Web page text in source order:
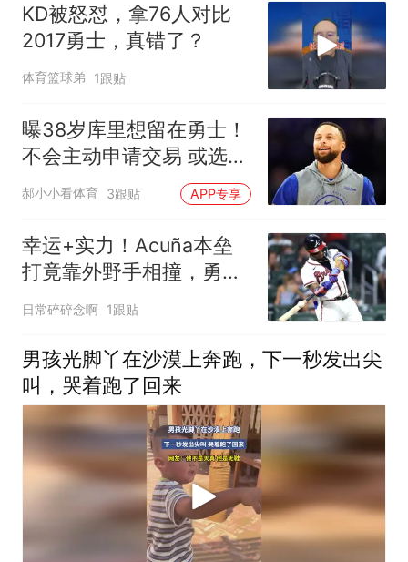
KD被怒怼，拿76人对比
2017勇士，真错了？
体育篮球弟 1跟贴
曝38岁库里想留在勇士！
不会主动申请交易 或选择
降薪帮助球队
郝小小看体育 3跟贴 APP专享
幸运+实力！Acuña本垒
打竟靠外野手相撞，勇士
7连胜领先8.5场
日常碎碎念啊 1跟贴
男孩光脚丫在沙漠上奔跑，下一秒发出尖
叫，哭着跑了回来